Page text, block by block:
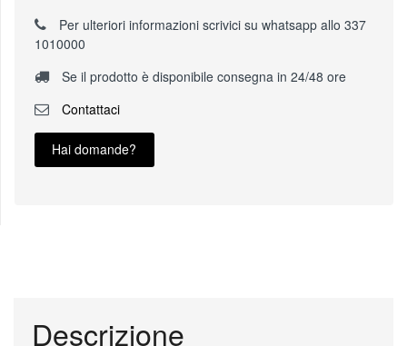
Per ulteriori informazioni scrivici su whatsapp allo 337
1010000
Se il prodotto è disponibile consegna in 24/48 ore
Contattaci
Hai domande?
Descrizione